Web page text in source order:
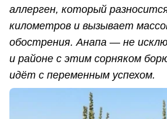
аллерген, который
километров и вызывает
обострения. Анапа — не
и районе с этим сорняком
идёт с переменным успехом.